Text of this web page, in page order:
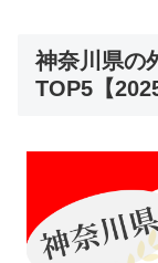
神奈川県の
TOP5【